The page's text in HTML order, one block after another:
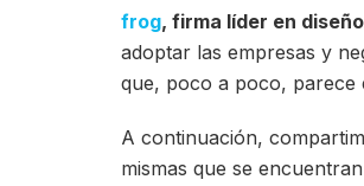
frog, firma líder en
adoptar las empresas y
que, poco a poco, parece
A continuación,
mismas que se